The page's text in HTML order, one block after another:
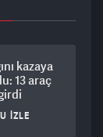
kazaya
13 araç
İZLE